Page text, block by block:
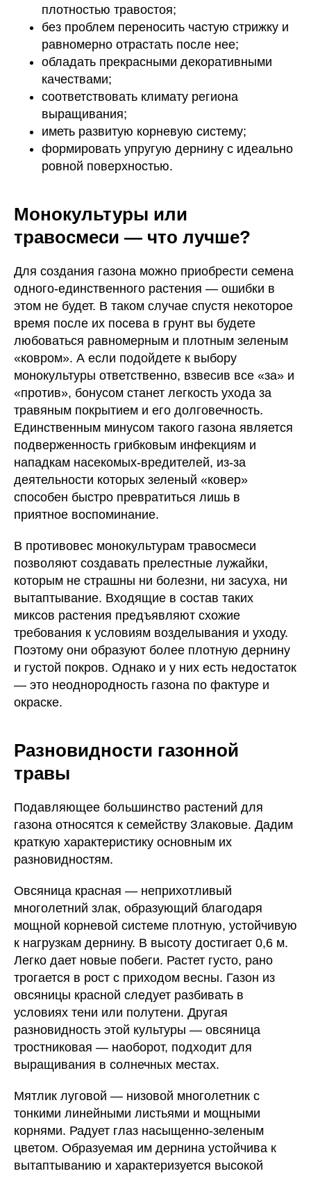
плотностью травостоя;
без проблем переносить частую стрижку и
равномерно отрастать после нее;
обладать прекрасными декоративными
качествами;
соответствовать климату региона
выращивания;
иметь развитую корневую систему;
формировать упругую дернину с идеально
ровной поверхностью.
Монокультуры или
травосмеси — что лучше?
Для создания газона можно приобрести семена
одного-единственного растения — ошибки в
этом не будет. В таком случае спустя некоторое
время после их посева в грунт вы будете
любоваться равномерным и плотным зеленым
«ковром». А если подойдете к выбору
монокультуры ответственно, взвесив все «за» и
«против», бонусом станет легкость ухода за
травяным покрытием и его долговечность.
Единственным минусом такого газона является
подверженность грибковым инфекциям и
нападкам насекомых-вредителей, из-за
деятельности которых зеленый «ковер»
способен быстро превратиться лишь в
приятное воспоминание.
В противовес монокультурам травосмеси
позволяют создавать прелестные лужайки,
которым не страшны ни болезни, ни засуха, ни
вытаптывание. Входящие в состав таких
миксов растения предъявляют схожие
требования к условиям возделывания и уходу.
Поэтому они образуют более плотную дернину
и густой покров. Однако и у них есть недостаток
— это неоднородность газона по фактуре и
окраске.
Разновидности газонной
травы
Подавляющее большинство растений для
газона относятся к семейству Злаковые. Дадим
краткую характеристику основным их
разновидностям.
Овсяница красная — неприхотливый
многолетний злак, образующий благодаря
мощной корневой системе плотную, устойчивую
к нагрузкам дернину. В высоту достигает 0,6 м.
Легко дает новые побеги. Растет густо, рано
трогается в рост с приходом весны. Газон из
овсяницы красной следует разбивать в
условиях тени или полутени. Другая
разновидность этой культуры — овсяница
тростниковая — наоборот, подходит для
выращивания в солнечных местах.
Мятлик луговой — низовой многолетник с
тонкими линейными листьями и мощными
корнями. Радует глаз насыщенно-зеленым
цветом. Образуемая им дернина устойчива к
вытаптыванию и характеризуется высокой